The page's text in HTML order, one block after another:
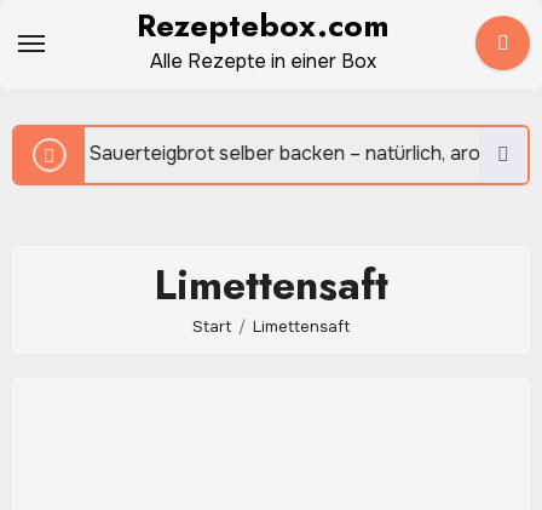
Inhalt
Rezeptebox.com
Alle Rezepte in einer Box
selber backen – natürlich, aromatisch und
Limettensaft
Start Limettensaft